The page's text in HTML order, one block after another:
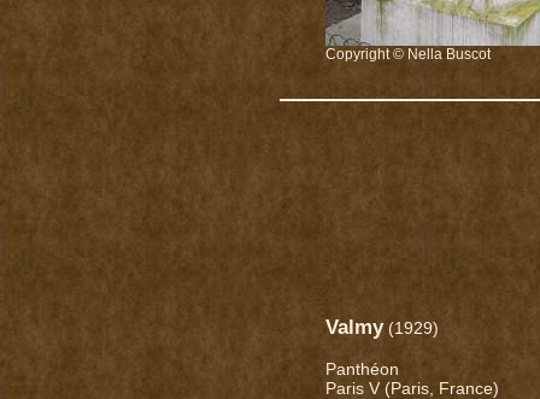
Copyright © Nella Buscot
Valmy(1929)
Panthéon
Paris V (Paris, France)